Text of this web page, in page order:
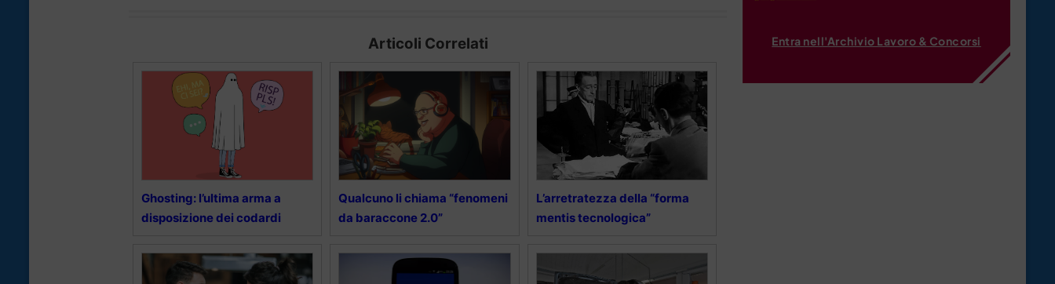
Articoli Correlati
Ghosting: l’ultima arma a
disposizione dei codardi
Qualcuno li chiama “fenomeni
da baraccone 2.0”
L’arretratezza della “forma
mentis tecnologica”
Entra nell'Archivio Lavoro & Concorsi